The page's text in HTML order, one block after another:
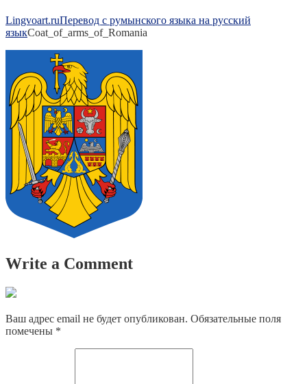
Lingvoart.ruПеревод с румынского языка на русский
языкCoat_of_arms_of_Romania
Write a Comment
Ваш адрес email не будет опубликован. Обязательные поля
помечены *